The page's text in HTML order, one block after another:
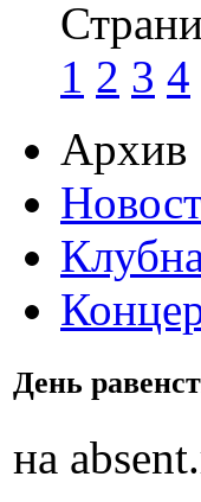
1 2 3 4
Архив
День
на